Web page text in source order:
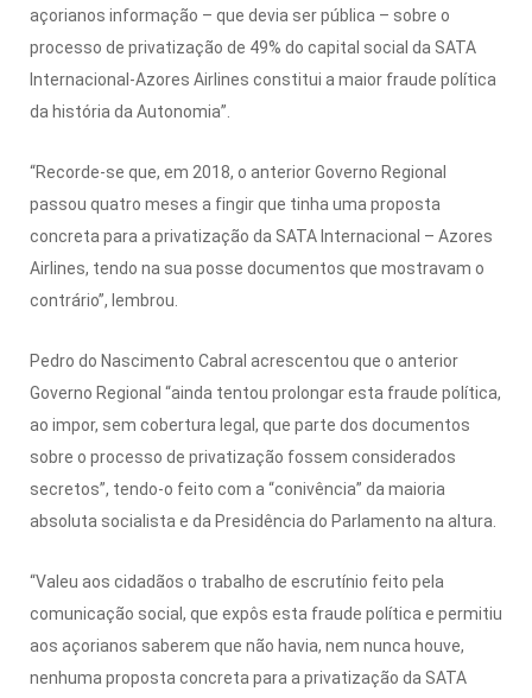
açorianos informação – que devia ser pública – sobre o
processo de privatização de 49% do capital social da SATA
Internacional-Azores Airlines constitui a maior fraude política
da história da Autonomia”.
“Recorde-se que, em 2018, o anterior Governo Regional
passou quatro meses a fingir que tinha uma proposta
concreta para a privatização da SATA Internacional – Azores
Airlines, tendo na sua posse documentos que mostravam o
contrário”, lembrou.
Pedro do Nascimento Cabral acrescentou que o anterior
Governo Regional “ainda tentou prolongar esta fraude política,
ao impor, sem cobertura legal, que parte dos documentos
sobre o processo de privatização fossem considerados
secretos”, tendo-o feito com a “conivência” da maioria
absoluta socialista e da Presidência do Parlamento na altura.
“Valeu aos cidadãos o trabalho de escrutínio feito pela
comunicação social, que expôs esta fraude política e permitiu
aos açorianos saberem que não havia, nem nunca houve,
nenhuma proposta concreta para a privatização da SATA